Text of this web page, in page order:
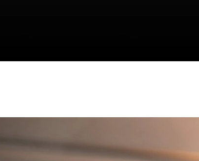
Ci spokój ducha, którego szukałeś.